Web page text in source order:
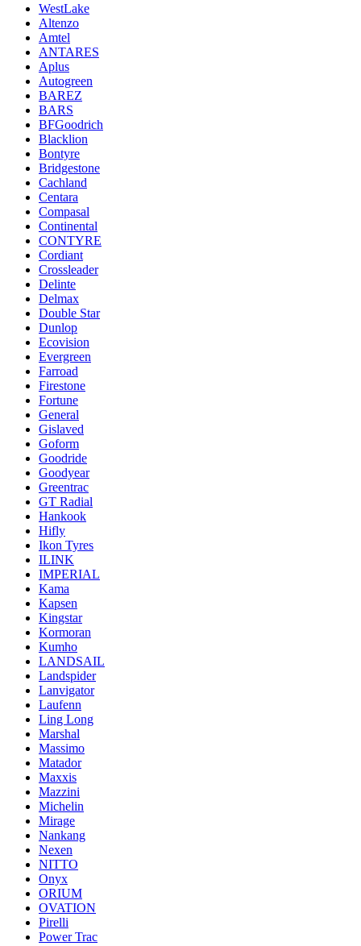
WestLake
Altenzo
Amtel
ANTARES
Aplus
Autogreen
BAREZ
BARS
BFGoodrich
Blacklion
Bontyre
Bridgestone
Cachland
Centara
Compasal
Continental
CONTYRE
Cordiant
Crossleader
Delinte
Delmax
Double Star
Dunlop
Ecovision
Evergreen
Farroad
Firestone
Fortune
General
Gislaved
Goform
Goodride
Goodyear
Greentrac
GT Radial
Hankook
Hifly
Ikon Tyres
ILINK
IMPERIAL
Kama
Kapsen
Kingstar
Kormoran
Kumho
LANDSAIL
Landspider
Lanvigator
Laufenn
Ling Long
Marshal
Massimo
Matador
Maxxis
Mazzini
Michelin
Mirage
Nankang
Nexen
NITTO
Onyx
ORIUM
OVATION
Pirelli
Power Trac